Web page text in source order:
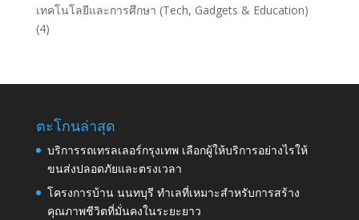
เทคโนโลยีและการศึกษา (Tech, Gadgets & Education)
(4)
ตะโกนล่าสุด
บริการรถเทรลเลอร์กรุงเทพ เลือกผู้ให้บริการอย่างไรให้
ขนส่งปลอดภัยและตรงเวลา
โครงการบ้าน นนทบุรี ทำเลที่เหมาะสำหรับการสร้าง
คุณภาพชีวิตที่มั่นคงในระยะยาว